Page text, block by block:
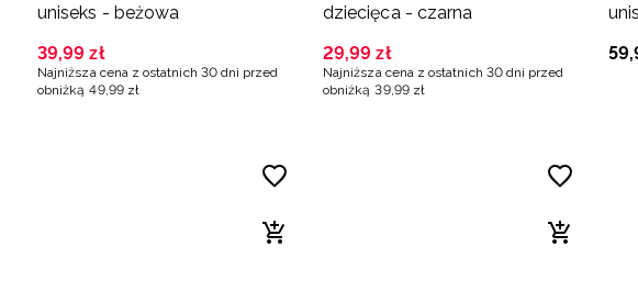
uniseks - beżowa
39,99 zł
Najniższa cena z ostatnich 30 dni przed
obniżką 49, 99 zł
dziecięca - czarna
29,99 zł
Najniższa cena z ostatnich 30 dni przed
obniżką 39, 99 zł
59,